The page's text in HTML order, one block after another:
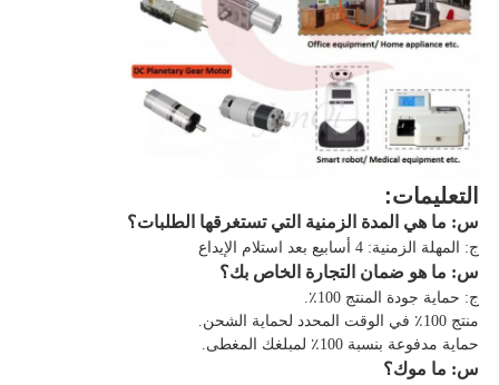
التعليمات:
س: ما هي المدة الزمنية التي تستغرقها الطلبات؟
ج: المهلة الزمنية: 4 أسابيع بعد استلام الإيداع
س: ما هو ضمان التجارة الخاص بك؟
ج: حماية جودة المنتج 100٪.
منتج 100٪ في الوقت المحدد لحماية الشحن.
حماية مدفوعة بنسبة 100٪ لمبلغك المغطى.
س: ما موك؟